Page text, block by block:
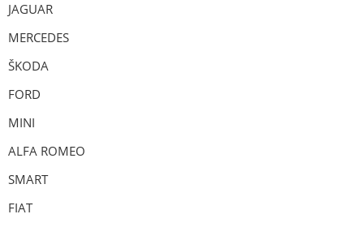
JAGUAR
MERCEDES
ŠKODA
FORD
MINI
ALFA ROMEO
SMART
FIAT